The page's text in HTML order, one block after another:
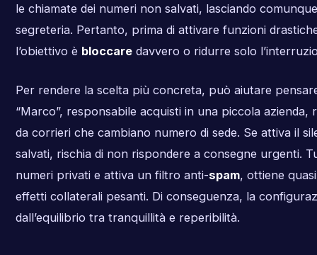
le chiamate dei numeri non salvati, lasciando
segreteria. Pertanto, prima di attivare funzioni
l’obiettivo è bloccaredavvero o ridurre solo
Per rendere la scelta più concreta, può aiutare
“Marco”, responsabile acquisti in una piccola azienda,
da corrieri che cambiano numero di sede. Se attiva il
salvati, rischia di non rispondere a consegne urgenti.
numeri privati e attiva un filtro anti-spam, ottiene
effetti collaterali pesanti. Di conseguenza, la
dall’equilibrio tra tranquillità e reperibilità.